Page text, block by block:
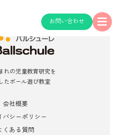
お問い合わせ
れの児童教育研究を
たボール遊び教室
会社概要
バシーポリシー
くある質問